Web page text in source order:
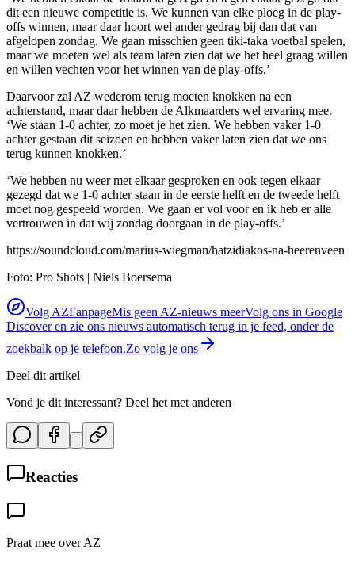
dit een nieuwe competitie is. We kunnen van elke ploeg in de play-
offs winnen, maar daar hoort wel ander gedrag bij dan dat van
afgelopen zondag. We gaan misschien geen tiki-taka voetbal spelen,
maar we moeten wel als team laten zien dat we het heel graag willen
en willen vechten voor het winnen van de play-offs.’
Daarvoor zal AZ wederom terug moeten knokken na een
achterstand, maar daar hebben de Alkmaarders wel ervaring mee.
‘We staan 1-0 achter, zo moet je het zien. We hebben vaker 1-0
achter gestaan dit seizoen en hebben vaker laten zien dat we ons
terug kunnen knokken.’
‘We hebben nu weer met elkaar gesproken en ook tegen elkaar
gezegd dat we 1-0 achter staan in de eerste helft en de tweede helft
moet nog gespeeld worden. We gaan er vol voor en ik heb er alle
vertrouwen in dat wij zondag doorgaan in de play-offs.’
https://soundcloud.com/marius-wiegman/hatzidiakos-na-heerenveen
Foto: Pro Shots | Niels Boersema
Volg AZFanpageMis geen AZ-nieuws meerVolg ons in Google
Discover en zie ons nieuws automatisch terug in je feed, onder de
zoekbalk op je telefoon.Zo volg je ons
Deel dit artikel
Vond je dit interessant? Deel het met anderen
Reacties
Praat mee over AZ